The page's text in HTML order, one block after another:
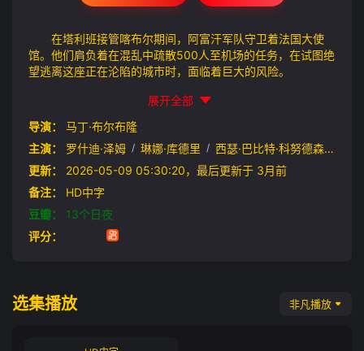
在塔利班接管喀布尔期间，阿富汗军队守卫着法国大使
馆。他们肩负着在混乱中疏散500人至机场的任务，在试图绝
望逃离这座正在沦陷的城市时，面临着巨大的风险。
展开全部
导演：
马丁·布尔布隆
主演：
罗什迪·泽姆 / 琳娜·库德里 / 西瑟·巴比特·科努德森
更新：
2026-05-09 05:30:20，最后更新于 3月前
备注：
HD中字
豆瓣：
13个日夜
评分：
选集播放 非凡播放